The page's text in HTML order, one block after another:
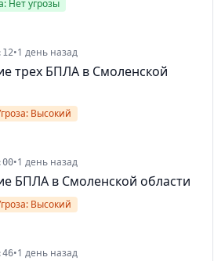
Нет угрозы
•1 день назад
трех БПЛА в Смоленской
Высокий
•1 день назад
БПЛА в Смоленской области
Высокий
•1 день назад